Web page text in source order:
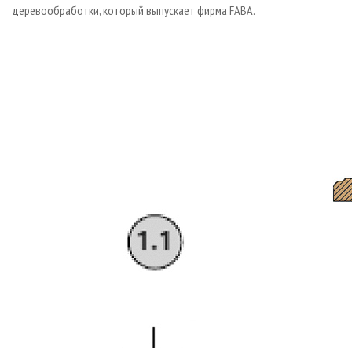
деревообработки, который выпускает фирма FABA.